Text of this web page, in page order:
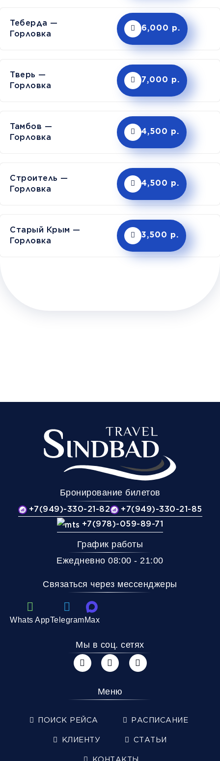
Теберда —
Горловка
6,000 р.
Тверь —
Горловка
7,000 р.
Тамбов —
Горловка
4,500 р.
Строитель —
Горловка
4,500 р.
Старый Крым —
Горловка
3,500 р.
Бронирование билетов
+7(949)-330-21-82
+7(949)-330-21-85
+7(978)-059-89-71
График работы
Ежедневно 08:00 - 21:00
Связаться через мессенджеры
Whats AppTelegramMax
Мы в соц. сетях
Меню
ПОИСК РЕЙСА РАСПИСАНИЕ
КЛИЕНТУ СТАТЬИ
КОНТАКТЫ